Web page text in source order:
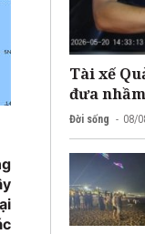
Tài xế
đưa
Đời sống 08/